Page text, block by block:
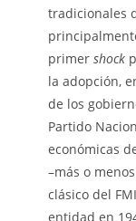
tradicionales
primershock
la adopción,
de los
Partido
económicas
–más o
clásico del
entidad en